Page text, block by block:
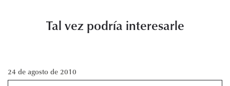
Tal vez podría interesarle
24 de agosto de 2010